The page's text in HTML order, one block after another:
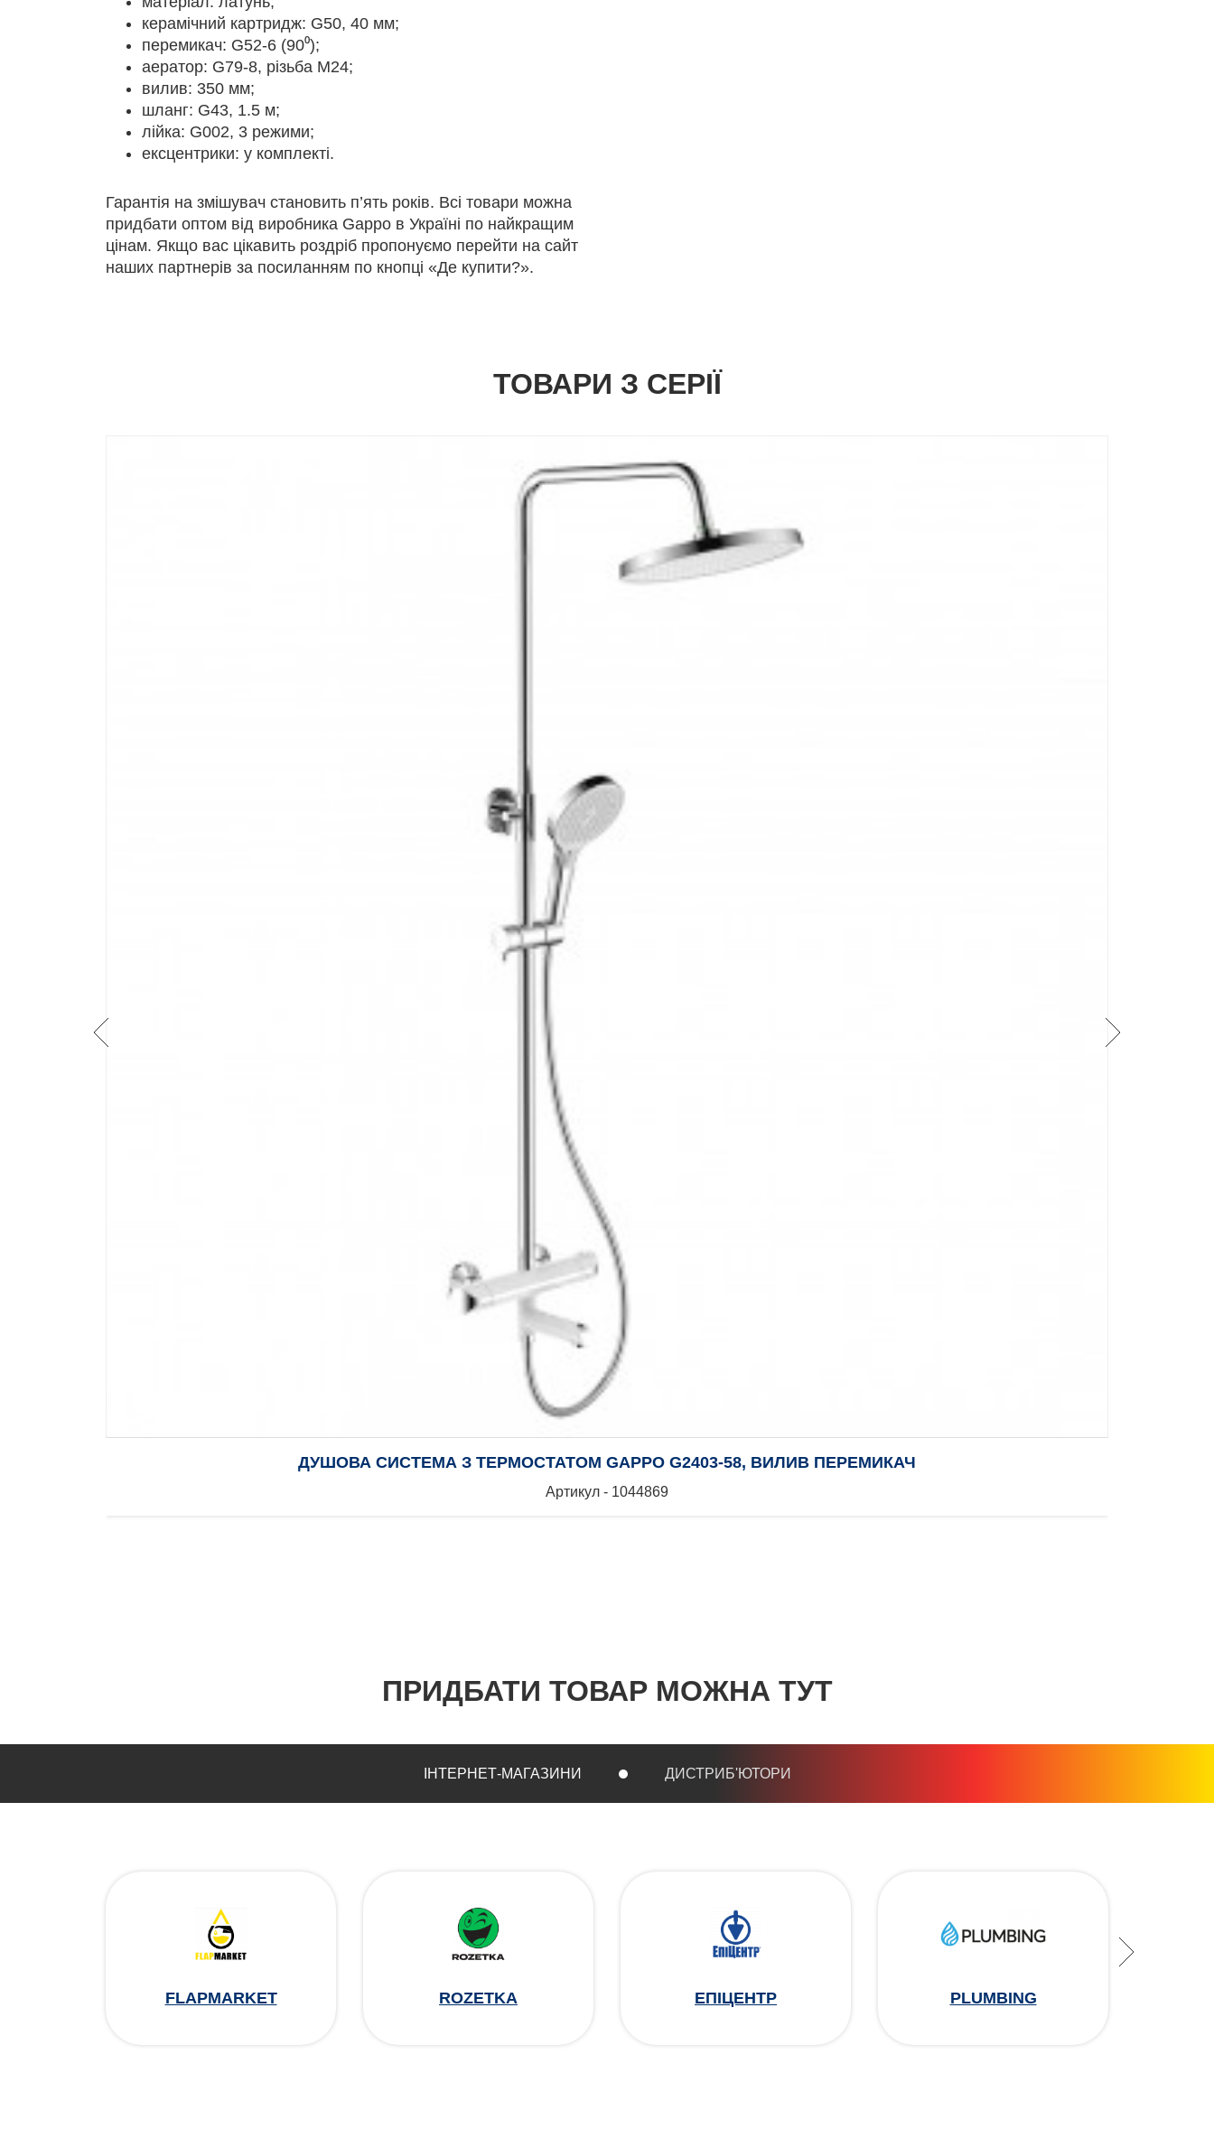
керамічний картридж: G50, 40 мм;
перемикач: G52-6 (90⁰);
аератор: G79-8, різьба М24;
вилив: 350 мм;
шланг: G43, 1.5 м;
лійка: G002, 3 режими;
ексцентрики: у комплекті.
Гарантія на змішувач становить п’ять років. Всі товари можна
придбати оптом від виробника Gappo в Україні по найкращим
цінам. Якщо вас цікавить роздріб пропонуємо перейти на сайт
наших партнерів за посиланням по кнопці «Де купити?».
ТОВАРИ З СЕРІЇ
ДУШОВА СИСТЕМА З ТЕРМОСТАТОМ GAPPO G2403-58, ВИЛИВ ПЕРЕМИКАЧ
Артикул - 1044869
ПРИДБАТИ ТОВАР МОЖНА ТУТ
ІНТЕРНЕТ-МАГАЗИНИ ДИСТРИБ'ЮТОРИ
FLAPMARKET ROZETKA ЕПІЦЕНТР PLUMBING